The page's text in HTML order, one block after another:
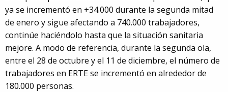
ya se incrementó en +34.000 durante la segunda mitad
de enero y sigue afectando a 740.000 trabajadores,
continúe haciéndolo hasta que la situación sanitaria
mejore. A modo de referencia, durante la segunda ola,
entre el 28 de octubre y el 11 de diciembre, el número de
trabajadores en ERTE se incrementó en alrededor de
180.000 personas.